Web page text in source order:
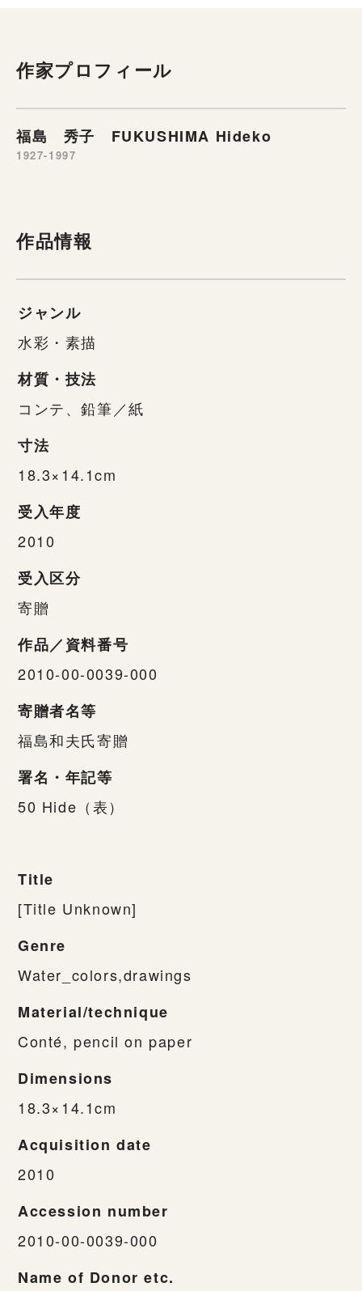
作家プロフィール
福島 秀子 FUKUSHIMA Hideko
1927-1997
作品情報
ジャンル
水彩・素描
材質・技法
コンテ、鉛筆／紙
寸法
18.3×14.1cm
受入年度
2010
受入区分
寄贈
作品／資料番号
2010-00-0039-000
寄贈者名等
福島和夫氏寄贈
署名・年記等
50 Hide（表）
Title
[Title Unknown]
Genre
Water_colors,drawings
Material/technique
Conté, pencil on paper
Dimensions
18.3×14.1cm
Acquisition date
2010
Accession number
2010-00-0039-000
Name of Donor etc.